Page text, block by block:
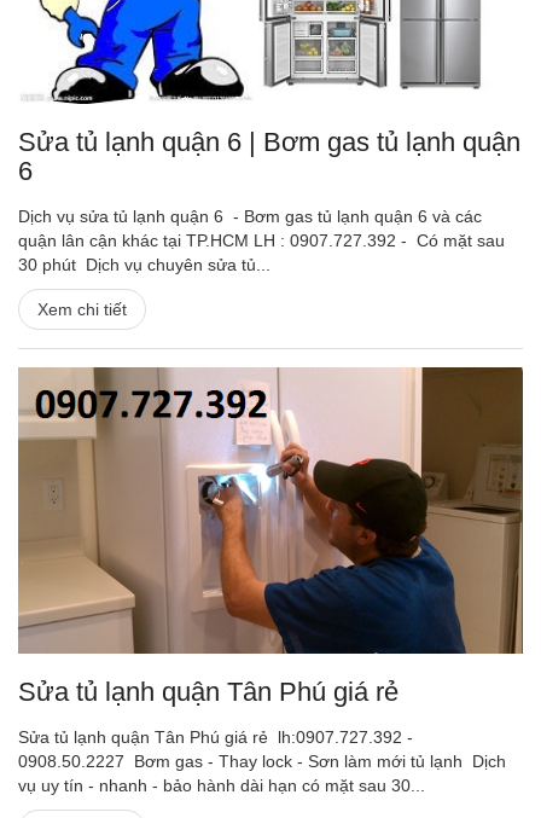
Sửa tủ lạnh quận 6 | Bơm gas tủ lạnh quận
6
Dịch vụ sửa tủ lạnh quận 6 - Bơm gas tủ lạnh quận 6 và các
quận lân cận khác tại TP.HCM LH : 0907.727.392 - Có mặt sau
30 phút Dịch vụ chuyên sửa tủ...
Xem chi tiết
Sửa tủ lạnh quận Tân Phú giá rẻ
Sửa tủ lạnh quận Tân Phú giá rẻ lh:0907.727.392 -
0908.50.2227 Bơm gas - Thay lock - Sơn làm mới tủ lạnh Dịch
vụ uy tín - nhanh - bảo hành dài hạn có mặt sau 30...